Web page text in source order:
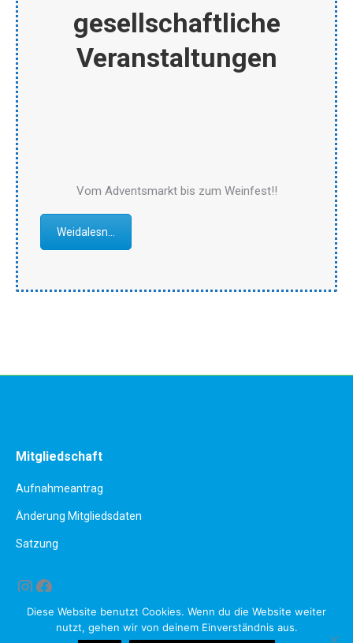
gesellschaftliche
Veranstaltungen
Vom Adventsmarkt bis zum Weinfest!!
Weidalesn...
Mitgliedschaft
Aufnahmeantrag
Änderung Mitgliedsdaten
Satzung
Instagram
Facebook
Diese Website benutzt Cookies. Wenn du die Website weiter
nutzt, gehen wir von deinem Einverständnis aus.